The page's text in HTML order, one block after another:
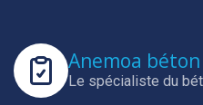
Anemoa
Le spécialiste du